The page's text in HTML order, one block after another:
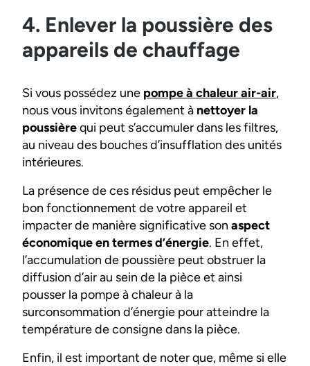
4. Enlever la poussière des
appareils de chauffage
Si vous possédez une pompe à chaleur air-air,
nous vous invitons également à nettoyer la
poussièrequi peut s’accumuler dans les filtres,
au niveau des bouches d’insufflation des unités
intérieures.
La présence de ces résidus peut empêcher le
bon fonctionnement de votre appareil et
impacter de manière significative son aspect
économique en termes d’énergie. En effet,
l’accumulation de poussière peut obstruer la
diffusion d’air au sein de la pièce et ainsi
pousser la pompe à chaleur à la
surconsommation d’énergie pour atteindre la
température de consigne dans la pièce.
Enfin, il est important de noter que, même si elle